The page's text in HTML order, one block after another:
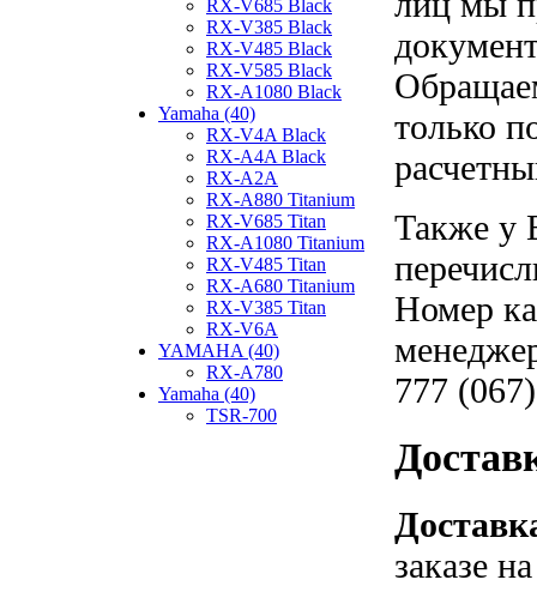
RX-V685 Black
RX-V385 Black
RX-V485 Black
RX-V585 Black
RX-A1080 Black
Yamaha (40)
RX-V4A Black
RX-A4A Black
RX-A2A
RX-A880 Titanium
RX-V685 Titan
RX-A1080 Titanium
RX-V485 Titan
RX-A680 Titanium
RX-V385 Titan
RX-V6A
YAMAHA (40)
RX-A780
Yamaha (40)
TSR-700
только
Также у
Номер
777
заказе